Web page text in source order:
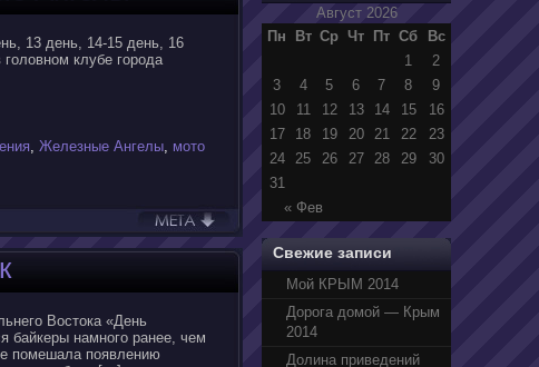
13 день, 14-15 день, 16
клубе города
, Железные Ангелы, мото
Востока «День
байкеры намного ранее, чем
помешала появлению
Август 2026
Пн
Вт Ср Чт Пт Сб Вс
« Фев
1
2
3
4 5 6 7 8
9
10
11 12 13 14 15
16
17
18 19 20 21 22
23
24
25 26 27 28 29
30
31
Свежие записи
Мой КРЫМ 2014
Дорога домой — Крым
2014
Долина приведений